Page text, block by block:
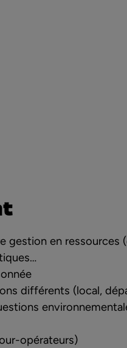
gestion en ressources
différents (local,
opérateurs)